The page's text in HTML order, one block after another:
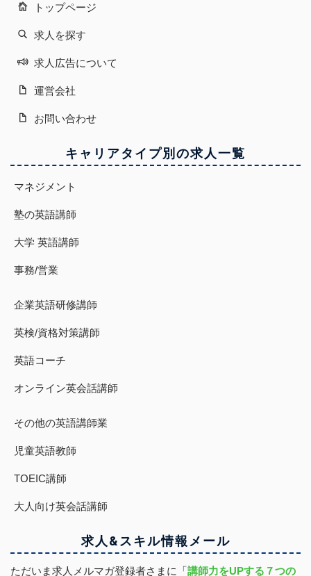
トップページ
求人を探す
求人広告について
運営会社
お問い合わせ
キャリアタイプ別の求人一覧
マネジメント
塾の英語講師
大学 英語講師
事務/営業
企業英語研修講師
英検/資格対策講師
英語コーチ
オンライン英会話講師
その他の英語講師業
児童英語教師
TOEIC講師
大人向け英会話講師
求人&スキル情報 メール
ただいま求人メルマガ登録者さまに「講師力をUPする７つの